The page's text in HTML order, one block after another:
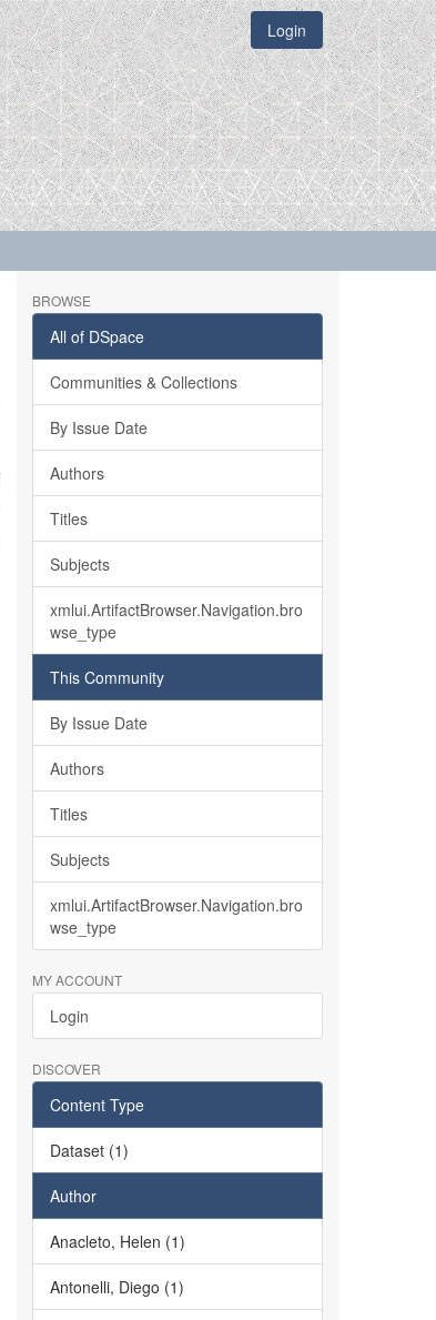
Login
BROWSE
All of DSpace
Communities & Collections
By Issue Date
Authors
Titles
Subjects
xmlui.ArtifactBrowser.Navigation.bro
wse_type
This Community
By Issue Date
Authors
Titles
Subjects
xmlui.ArtifactBrowser.Navigation.bro
wse_type
MY ACCOUNT
Login
DISCOVER
Content Type
Dataset (1)
Author
Anacleto, Helen (1)
Antonelli, Diego (1)